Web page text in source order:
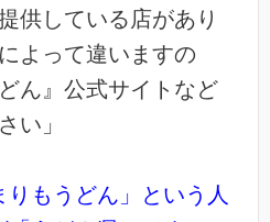
供している店があり
よって違いますの
ん』公式サイトなど
い」
りもうどん」という人